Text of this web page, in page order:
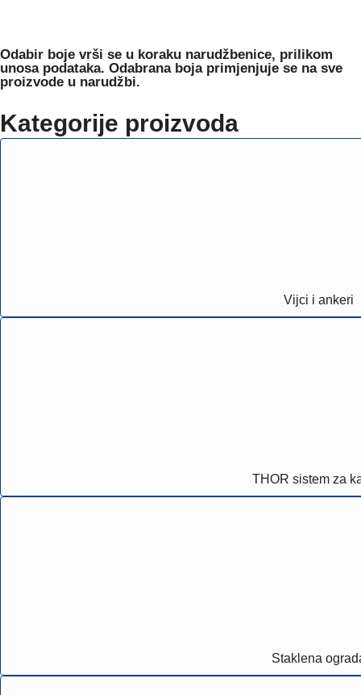
Odabir boje vrši se u koraku narudžbenice, prilikom
unosa podataka. Odabrana boja primjenjuje se na sve
proizvode u narudžbi.
Kategorije proizvoda
Vijci i ankeri
THOR sistem za
Staklena